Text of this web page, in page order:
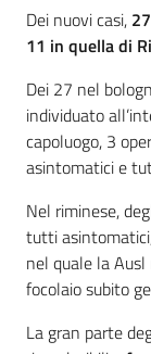
Dei nuovi casi, 27
11 in quella di
Dei 27 nel
individuato
capoluogo, 3
asintomatici e
Nel riminese,
tutti
nel quale la
focolaio subito
La gran parte